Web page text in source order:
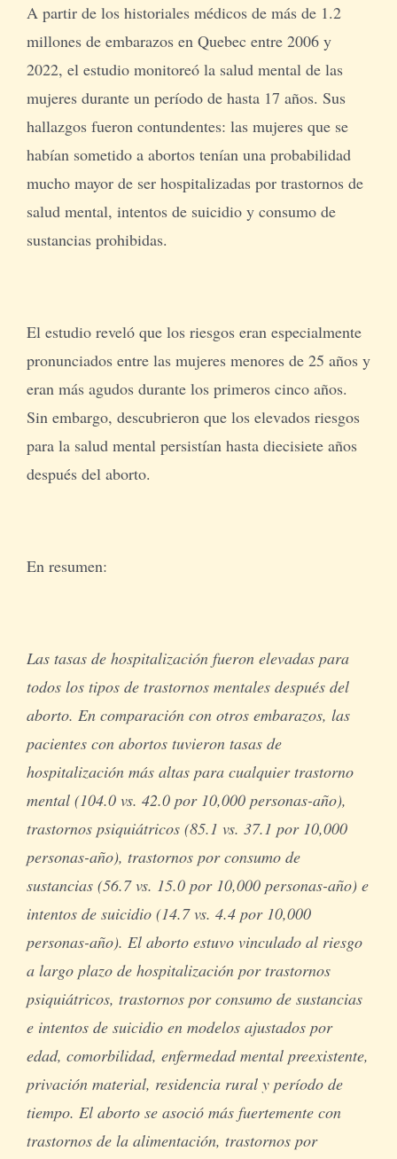
A partir de los historiales médicos de más de 1.2
millones de embarazos en Quebec entre 2006 y
2022, el estudio monitoreó la salud mental de las
mujeres durante un período de hasta 17 años. Sus
hallazgos fueron contundentes: las mujeres que se
habían sometido a abortos tenían una probabilidad
mucho mayor de ser hospitalizadas por trastornos de
salud mental, intentos de suicidio y consumo de
sustancias prohibidas.
El estudio reveló que los riesgos eran especialmente
pronunciados entre las mujeres menores de 25 años y
eran más agudos durante los primeros cinco años.
Sin embargo, descubrieron que los elevados riesgos
para la salud mental persistían hasta diecisiete años
después del aborto.
En resumen:
Las tasas de hospitalización fueron elevadas para
todos los tipos de trastornos mentales después del
aborto. En comparación con otros embarazos, las
pacientes con abortos tuvieron tasas de
hospitalización más altas para cualquier trastorno
mental (104.0 vs. 42.0 por 10,000 personas-año),
trastornos psiquiátricos (85.1 vs. 37.1 por 10,000
personas-año), trastornos por consumo de
sustancias (56.7 vs. 15.0 por 10,000 personas-año) e
intentos de suicidio (14.7 vs. 4.4 por 10,000
personas-año). El aborto estuvo vinculado al riesgo
a largo plazo de hospitalización por trastornos
psiquiátricos, trastornos por consumo de sustancias
e intentos de suicidio en modelos ajustados por
edad, comorbilidad, enfermedad mental preexistente,
privación material, residencia rural y período de
tiempo. El aborto se asoció más fuertemente con
trastornos de la alimentación, trastornos por